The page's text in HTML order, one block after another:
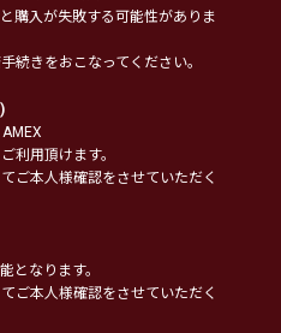
購入が失敗する可能性がありま
続きをおこなってください。
利用頂けます。
ご本人様確認をさせていただく
となります。
ご本人様確認をさせていただく